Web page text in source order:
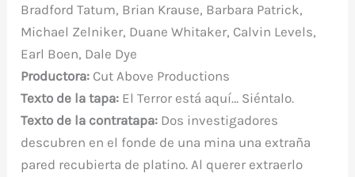
Bradford Tatum, Brian Krause, Barbara Patrick,
Michael Zelniker, Duane Whitaker, Calvin Levels,
Earl Boen, Dale Dye
Productora: Cut Above Productions
Texto de la tapa: El Terror está aquí… Siéntalo.
Texto de la contratapa: Dos investigadores
descubren en el fonde de una mina una extraña
pared recubierta de platino. Al querer extraerlo